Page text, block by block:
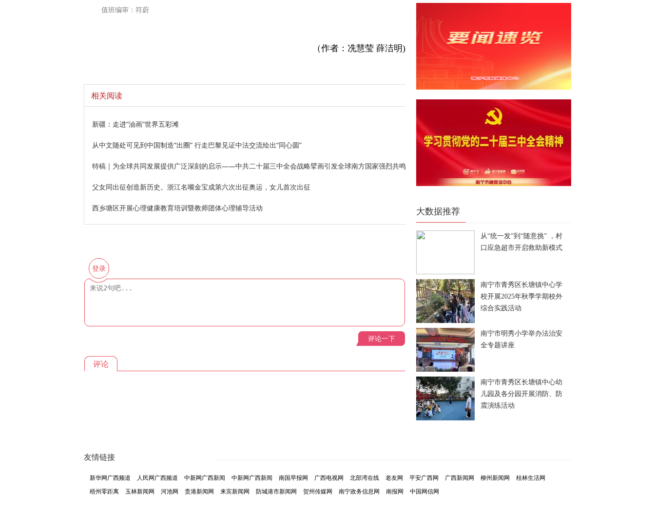
值班编审：符蔚
（作者：冼慧莹 薛洁明)
相关阅读
新疆：走进“油画”世界五彩滩
从中文随处可见到中国制造“出圈” 行走巴黎见证中法交流绘出“同心圆”
特稿｜为全球共同发展提供广泛深刻的启示——中共二十届三中全会战略擘画引发全球南方国家强烈共鸣
父女同出征创造新历史。浙江名嘴金宝成第六次出征奥运，女儿首次出征
西乡塘区开展心理健康教育培训暨教师团体心理辅导活动
登录
评论一下
评论
大数据推荐
从“统一发”到“随意挑” ，村
口应急超市开启救助新模式
南宁市青秀区长塘镇中心学
校开展2025年秋季学期校外
综合实践活动
南宁市明秀小学举办法治安
全专题讲座
南宁市青秀区长塘镇中心幼
儿园及各分园开展消防、防
震演练活动
友情链接
新华网广西频道 人民网广西频道 中新网广西新闻 中新网广西新闻 南国早报网 广西电视网 北部湾在线 老友网 平安广西网 广西新闻网 柳州新闻网
桂林生活网
梧州零距离
玉林新闻网 河池网 贵港新闻网 来宾新闻网 防城港市新闻网 贺州传媒网 南宁政务信息网 南报网 中国网信网